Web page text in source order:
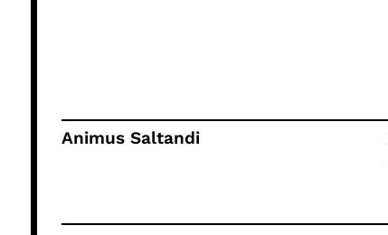
Animus Saltandi